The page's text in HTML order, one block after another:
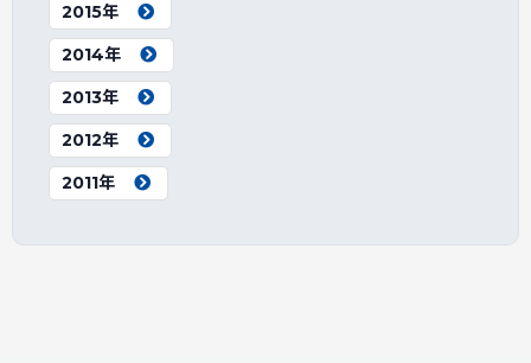
2015年
2014年
2013年
2012年
2011年